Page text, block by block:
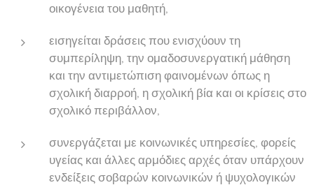
οικογένεια του μαθητή,
εισηγείται δράσεις που ενισχύουν τη
συμπερίληψη, την ομαδοσυνεργατική μάθηση
και την αντιμετώπιση φαινομένων όπως η
σχολική διαρροή, η σχολική βία και οι κρίσεις στο
σχολικό περιβάλλον,
συνεργάζεται με κοινωνικές υπηρεσίες, φορείς
υγείας και άλλες αρμόδιες αρχές όταν υπάρχουν
ενδείξεις σοβαρών κοινωνικών ή ψυχολογικών